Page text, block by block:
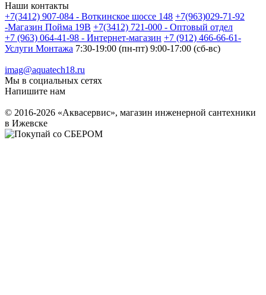
Наши контакты
+7(3412) 907-084 - Воткинское шоссе 148 +7(963)029-71-92
-Магазин Пойма 19В +7(3412) 721-000 - Оптовый отдел
+7 (963) 064-41-98 - Интернет-магазин +7 (912) 466-66-61-
Услуги Монтажа 7:30-19:00 (пн-пт) 9:00-17:00 (сб-вс)
imag@aquatech18.ru
Мы в социальных сетях
Напишите нам
© 2016-2026 «Аквасервис», магазин инженерной сантехники
в Ижевске